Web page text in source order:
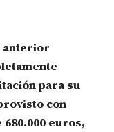
anterior
para su
con
euros,